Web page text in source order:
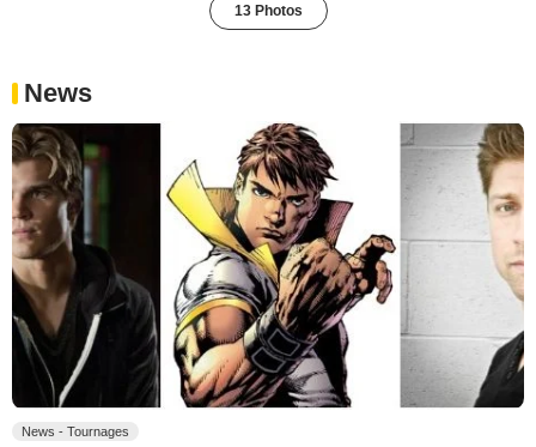
13 Photos
News
News - Tournages